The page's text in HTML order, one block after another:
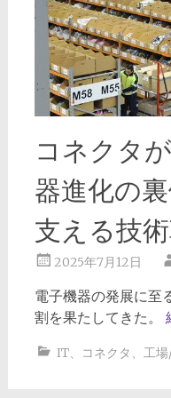
コネクタ
器進化の
支える技
2025年7月12日
電子機器の発展に至
割を果たしてきた。
IT、 コネクタ 、 工